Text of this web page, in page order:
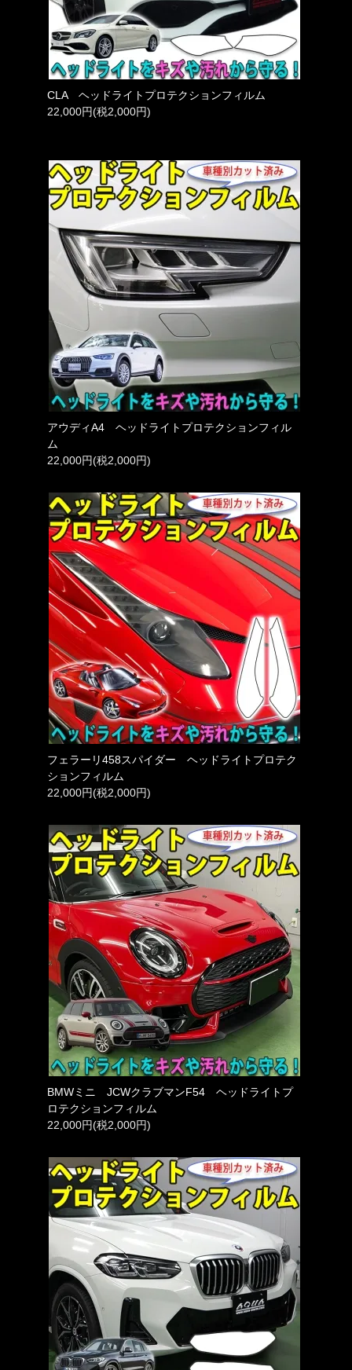
CLA ヘッドライトプロテクションフィルム
22,000円(税2,000円)
アウディA4 ヘッドライトプロテクションフィル
ム
22,000円(税2,000円)
フェラーリ458スパイダー ヘッドライトプロテク
ションフィルム
22,000円(税2,000円)
BMWミニ JCWクラブマンF54 ヘッドライトプ
ロテクションフィルム
22,000円(税2,000円)